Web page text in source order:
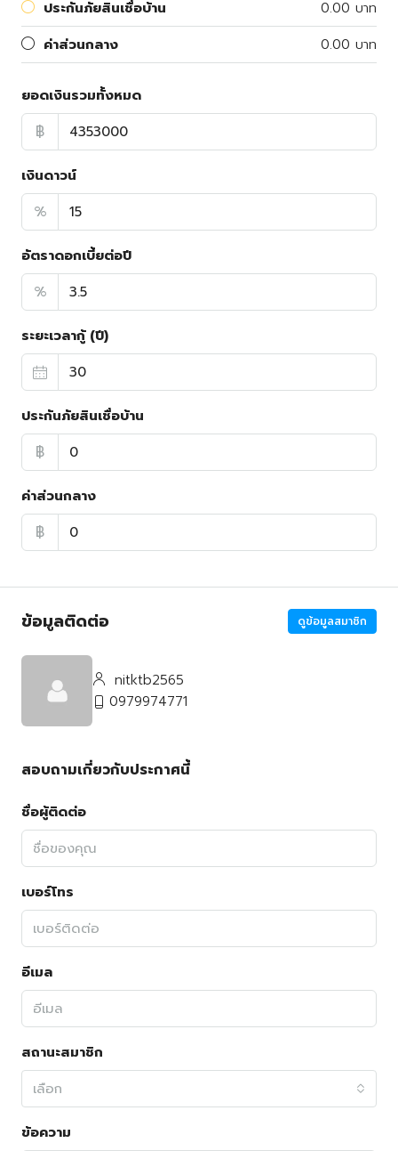
ประกันภัยสินเชื่อบ้าน
0.00 บาท
ค่าส่วนกลาง
0.00 บาท
ยอดเงินรวมทั้งหมด
฿
เงินดาวน์
%
อัตราดอกเบี้ยต่อปี
%
ระยะเวลากู้ (ปี)
ประกันภัยสินเชื่อบ้าน
฿
ค่าส่วนกลาง
฿
ข้อมูลติดต่อ ดูข้อมูลสมาชิก
nitktb2565
0979974771
สอบถามเกี่ยวกับประกาศนี้
ชื่อผู้ติดต่อ
เบอร์โทร
อีเมล
สถานะสมาชิก
เลือก
ข้อความ